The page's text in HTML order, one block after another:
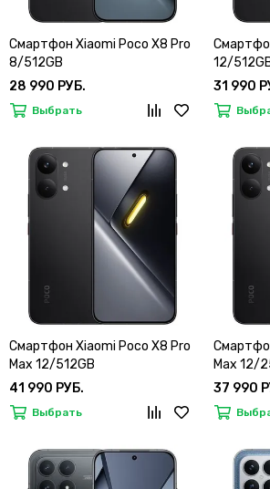
Смартфон Xiaomi Poco X8 Pro
8/512GB
28 990 РУБ.
Выбрать
12/
31 990
Смартфон Xiaomi Poco X8 Pro
Max 12/512GB
41 990 РУБ.
Выбрать
Max 12/
37 990